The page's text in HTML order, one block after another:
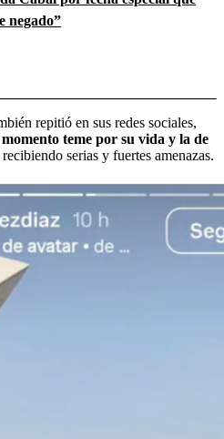
negado”
repitió en sus redes sociales,
teme por su vida y la de
serias y fuertes amenazas.